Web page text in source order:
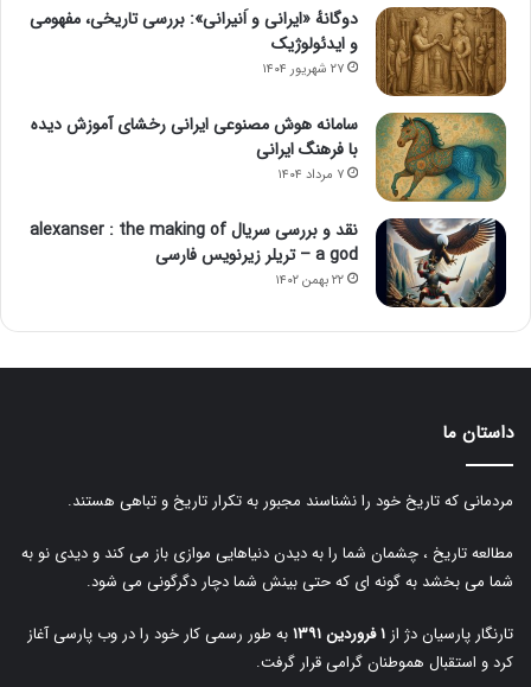
دوگانهٔ «ایرانی و اَنیرانی»: بررسی تاریخی، مفهومی
و ایدئولوژیک
۲۷ شهریور ۱۴۰۴
سامانه هوش مصنوعی ایرانی رخشای آموزش دیده
با فرهنگ ایرانی
۷ مرداد ۱۴۰۴
نقد و بررسی سریال alexanser : the making of
a god – تریلر زیرنویس فارسی
۲۲ بهمن ۱۴۰۲
داستان ما
مردمانی که تاریخ خود را نشناسند مجبور به تکرار تاریخ و تباهی هستند.
مطالعه تاریخ ، چشمان شما را به دیدن دنیاهایی موازی باز می کند و دیدی نو به
شما می بخشد به گونه ای که حتی بینش شما دچار دگرگونی می شود.
تارنگار پارسیان دژ از ۱ فروردین ۱۳۹۱
به طور رسمی کار خود را در وب پارسی آغاز
کرد و استقبال هموطنان گرامی قرار گرفت.